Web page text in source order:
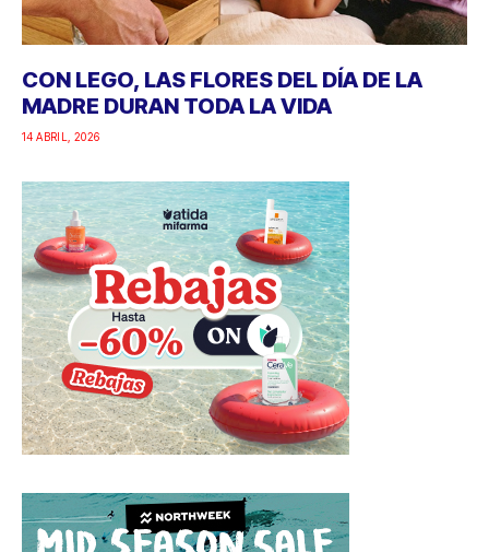
CON LEGO, LAS FLORES DEL DÍA DE LA
MADRE DURAN TODA LA VIDA
14 ABRIL, 2026